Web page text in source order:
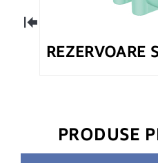
REZERVOARE
PRODUSE